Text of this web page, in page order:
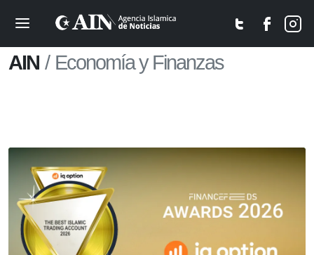
AIN Economía y Finanzas